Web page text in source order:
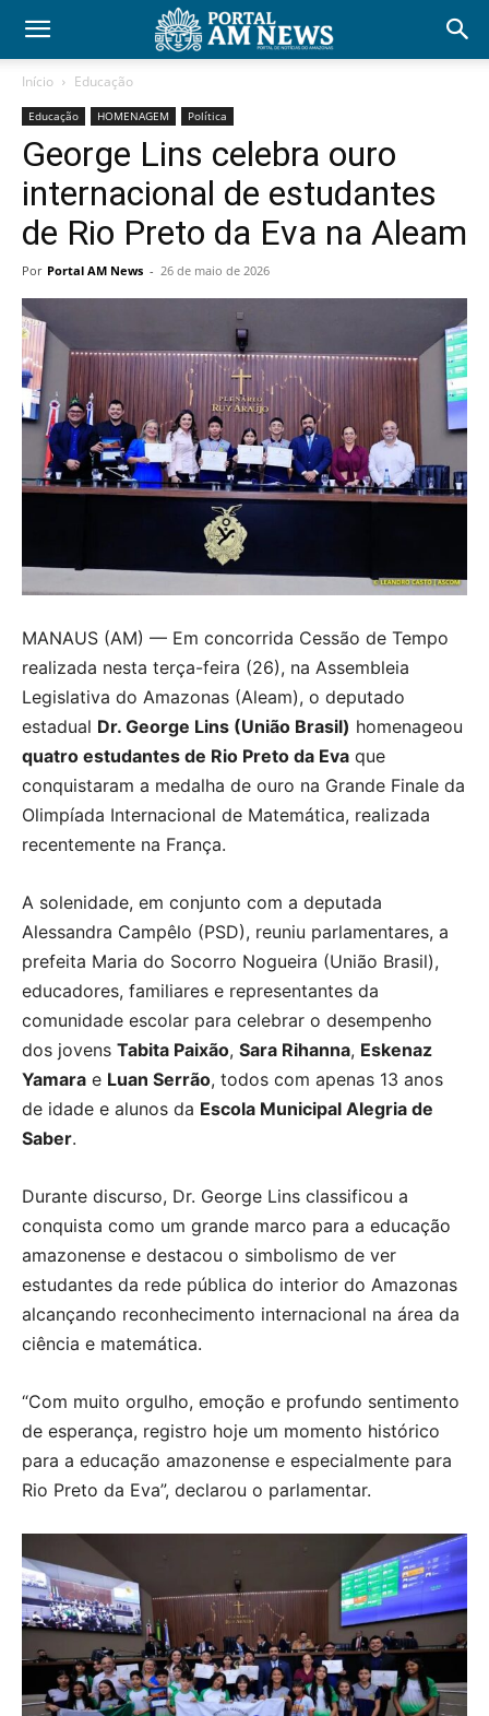
Início Educação
Educação HOMENAGEM Política
George Lins celebra ouro
internacional de estudantes
de Rio Preto da Eva na Aleam
Por Portal AM News - 26 de maio de 2026
MANAUS (AM) — Em concorrida Cessão de Tempo
realizada nesta terça-feira (26), na Assembleia
Legislativa do Amazonas (Aleam), o deputado
estadual Dr. George Lins (União Brasil) homenageou
quatro estudantes de Rio Preto da Eva que
conquistaram a medalha de ouro na Grande Finale da
Olimpíada Internacional de Matemática, realizada
recentemente na França.
A solenidade, em conjunto com a deputada
Alessandra Campêlo (PSD), reuniu parlamentares, a
prefeita Maria do Socorro Nogueira (União Brasil),
educadores, familiares e representantes da
comunidade escolar para celebrar o desempenho
dos jovens Tabita Paixão, Sara Rihanna, Eskenaz
Yamara e Luan Serrão, todos com apenas 13 anos
de idade e alunos da Escola Municipal Alegria de
Saber.
Durante discurso, Dr. George Lins classificou a
conquista como um grande marco para a educação
amazonense e destacou o simbolismo de ver
estudantes da rede pública do interior do Amazonas
alcançando reconhecimento internacional na área da
ciência e matemática.
“Com muito orgulho, emoção e profundo sentimento
de esperança, registro hoje um momento histórico
para a educação amazonense e especialmente para
Rio Preto da Eva”, declarou o parlamentar.